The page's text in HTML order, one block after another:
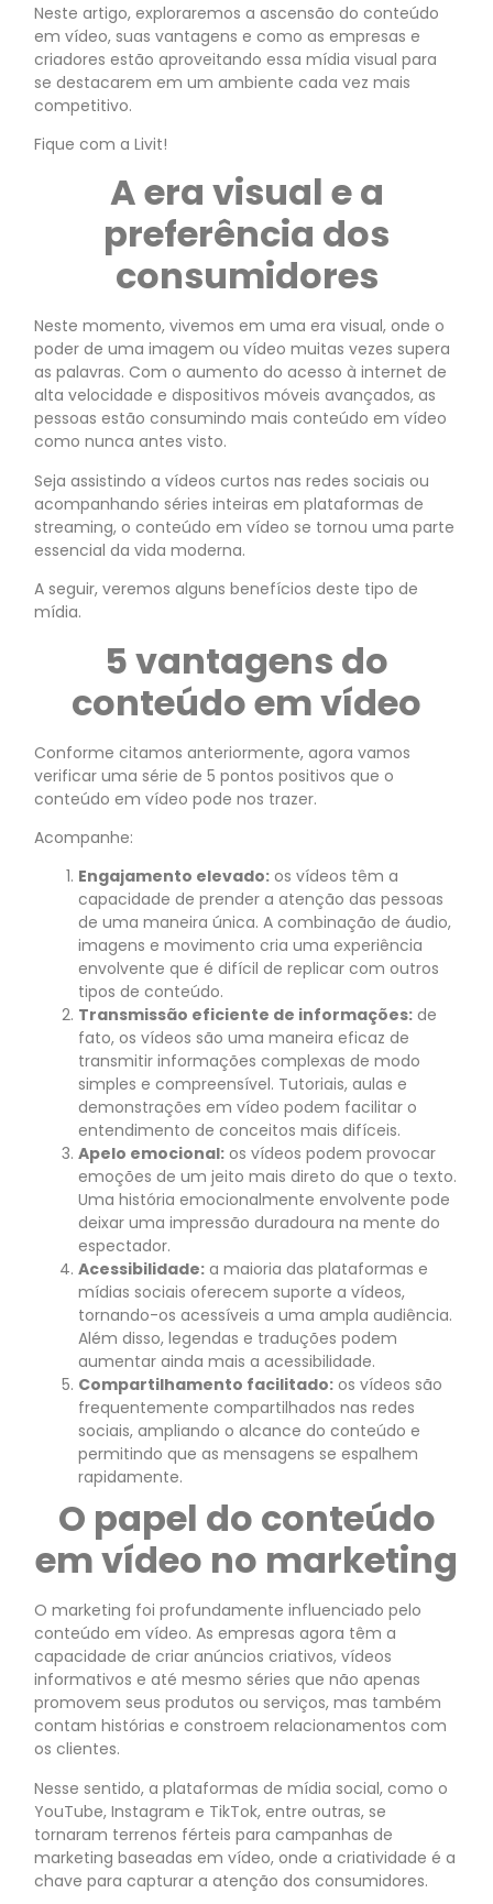
Neste artigo, exploraremos a ascensão do conteúdo
em vídeo, suas vantagens e como as empresas e
criadores estão aproveitando essa mídia visual para
se destacarem em um ambiente cada vez mais
competitivo.
Fique com a Livit!
A era visual e a
preferência dos
consumidores
Neste momento, vivemos em uma era visual, onde o
poder de uma imagem ou vídeo muitas vezes supera
as palavras. Com o aumento do acesso à internet de
alta velocidade e dispositivos móveis avançados, as
pessoas estão consumindo mais conteúdo em vídeo
como nunca antes visto.
Seja assistindo a vídeos curtos nas redes sociais ou
acompanhando séries inteiras em plataformas de
streaming, o conteúdo em vídeo se tornou uma parte
essencial da vida moderna.
A seguir, veremos alguns benefícios deste tipo de
mídia.
5 vantagens do
conteúdo em vídeo
Conforme citamos anteriormente, agora vamos
verificar uma série de 5 pontos positivos que o
conteúdo em vídeo pode nos trazer.
Acompanhe:
Engajamento elevado: os vídeos têm a
capacidade de prender a atenção das pessoas
de uma maneira única. A combinação de áudio,
imagens e movimento cria uma experiência
envolvente que é difícil de replicar com outros
tipos de conteúdo.
Transmissão eficiente de informações: de
fato, os vídeos são uma maneira eficaz de
transmitir informações complexas de modo
simples e compreensível. Tutoriais, aulas e
demonstrações em vídeo podem facilitar o
entendimento de conceitos mais difíceis.
Apelo emocional: os vídeos podem provocar
emoções de um jeito mais direto do que o texto.
Uma história emocionalmente envolvente pode
deixar uma impressão duradoura na mente do
espectador.
Acessibilidade: a maioria das plataformas e
mídias sociais oferecem suporte a vídeos,
tornando-os acessíveis a uma ampla audiência.
Além disso, legendas e traduções podem
aumentar ainda mais a acessibilidade.
Compartilhamento facilitado: os vídeos são
frequentemente compartilhados nas redes
sociais, ampliando o alcance do conteúdo e
permitindo que as mensagens se espalhem
rapidamente.
O papel do conteúdo
em vídeo no marketing
O marketing foi profundamente influenciado pelo
conteúdo em vídeo. As empresas agora têm a
capacidade de criar anúncios criativos, vídeos
informativos e até mesmo séries que não apenas
promovem seus produtos ou serviços, mas também
contam histórias e constroem relacionamentos com
os clientes.
Nesse sentido, a plataformas de mídia social, como o
YouTube, Instagram e TikTok, entre outras, se
tornaram terrenos férteis para campanhas de
marketing baseadas em vídeo, onde a criatividade é a
chave para capturar a atenção dos consumidores.